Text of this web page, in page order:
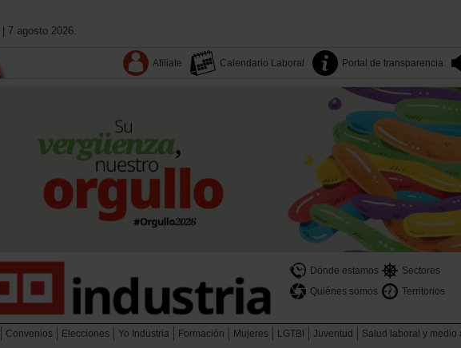
| 7 agosto 2026.
Afiliate Calendario Laboral Portal de transparencia
Dónde estamos Sectores
Quiénes somos
Territorios
Convenios Elecciones Yo Industria Formación Mujeres LGTBI Juventud Salud laboral y medio